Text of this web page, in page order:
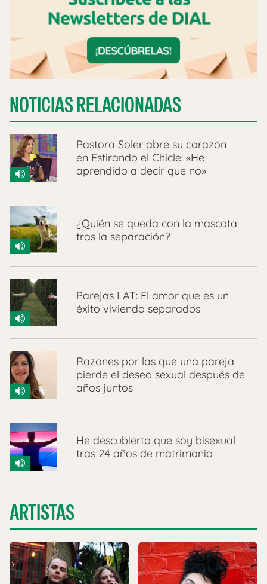
NOTICIAS RELACIONADAS
Pastora Soler abre su corazón
en Estirando el Chicle: «He
aprendido a decir que no»
¿Quién se queda con la mascota
tras la separación?
Parejas LAT: El amor que es un
éxito viviendo separados
Razones por las que una pareja
pierde el deseo sexual después de
años juntos
He descubierto que soy bisexual
tras 24 años de matrimonio
ARTISTAS